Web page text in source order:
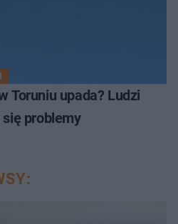
Toruniu upada? Ludzi
problemy